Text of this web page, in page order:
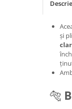
Bijuterii peridot
Bijuterii piatra lunii
Bijuterii rodocrozit
și
🐅